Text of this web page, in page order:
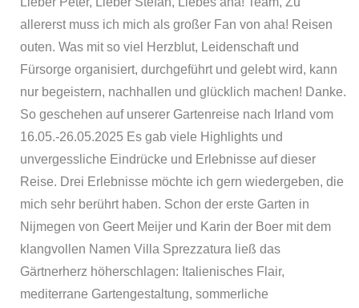
allererst muss ich mich als großer Fan von aha! Reisen
outen. Was mit so viel Herzblut, Leidenschaft und
Fürsorge organisiert, durchgeführt und gelebt wird, kann
nur begeistern, nachhallen und glücklich machen! Danke.
So geschehen auf unserer Gartenreise nach Irland vom
16.05.-26.05.2025 Es gab viele Highlights und
unvergessliche Eindrücke und Erlebnisse auf dieser
Reise. Drei Erlebnisse möchte ich gern wiedergeben, die
mich sehr berührt haben. Schon der erste Garten in
Nijmegen von Geert Meijer und Karin der Boer mit dem
klangvollen Namen Villa Sprezzatura ließ das
Gärtnerherz höherschlagen: Italienisches Flair,
mediterrane Gartengestaltung, sommerliche